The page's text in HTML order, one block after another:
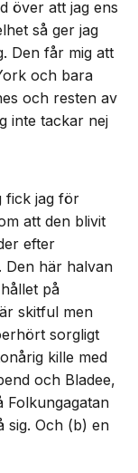
över att jag ens
så ger jag
Den får mig att
och bara
och resten av
inte tackar nej
fick jag för
att den blivit
efter
Den här halvan
på
skitful men
sorgligt
kille med
och Bladee,
Folkungagatan
sig. Och (b) en